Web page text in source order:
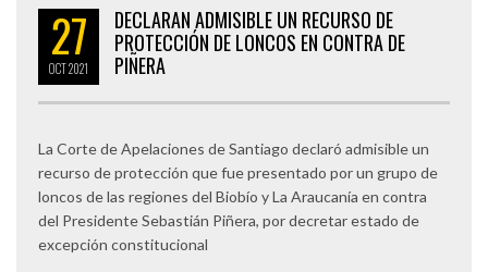
27
OCT2021
DECLARAN ADMISIBLE UN RECURSO DE
PROTECCIÓN DE LONCOS EN CONTRA DE
PIÑERA
La Corte de Apelaciones de Santiago declaró admisible un
recurso de protección que fue presentado por un grupo de
loncos de las regiones del Biobío y La Araucanía en contra
del Presidente Sebastián Piñera, por decretar estado de
excepción constitucional